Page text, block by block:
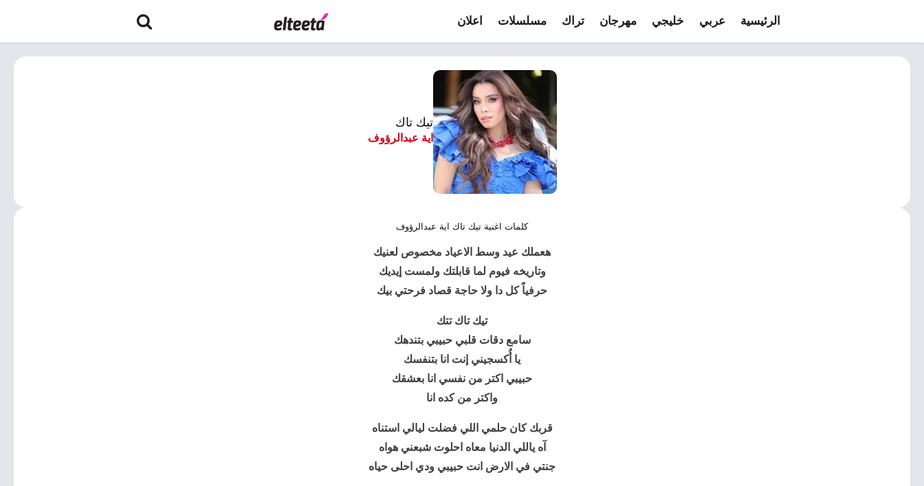
الرئيسية عربي خليجي مهرجان تراك مسلسلات اعلان
تيك تاك
اية عبدالرؤوف
كلمات اغنية تيك تاك اية عبدالرؤوف
هعملك عيد وسط الاعياد مخصوص لعنيك
وتاريخه فيوم لما قابلتك ولمست إيديك
حرفياً كل دا ولا حاجة قصاد فرحتي بيك
تيك تاك تتك
سامع دقات قلبي حبيبي بتندهك
يا أُكسجيني إنت انا بتنفسك
حبيبي اكتر من نفسي انا بعشقك
واكتر من كده انا
قربك كان حلمي اللي فضلت ليالي استناه
آه ياللي الدنيا معاه احلوت شبعني هواه
جنتي في الارض انت حبيبي ودي احلى حياه